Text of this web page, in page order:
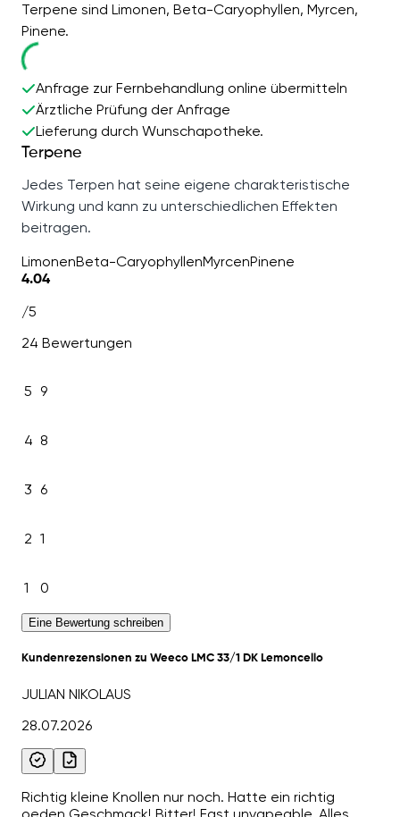
Terpene sind Limonen, Beta-Caryophyllen, Myrcen,
Pinene.
Anfrage zur Fernbehandlung online übermitteln
Ärztliche Prüfung der Anfrage
Lieferung durch Wunschapotheke.
Terpene
Jedes Terpen hat seine eigene charakteristische
Wirkung und kann zu unterschiedlichen Effekten
beitragen.
LimonenBeta-CaryophyllenMyrcenPinene
4.04
/5
24 Bewertungen
5 9
4 8
3 6
2 1
1 0
Eine Bewertung schreiben
Kundenrezensionen zu Weeco LMC 33/1 DK Lemoncello
JULIAN NIKOLAUS
28.07.2026
Richtig kleine Knollen nur noch. Hatte ein richtig